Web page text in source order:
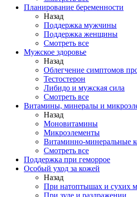
Планирование беременности
Назад
Поддержка мужчины
Поддержка женщины
Смотреть все
Мужское здоровье
Назад
Облегчение симптомов
Тестостерон
Либидо и мужская сила
Смотреть все
Витамины, минералы и
Назад
Моновитамины
Микроэлементы
Витаминно-минеральные
Смотреть все
Поддержка при геморрое
Особый уход за кожей
Назад
При натоптышах и сухих
При зуде и раздражении